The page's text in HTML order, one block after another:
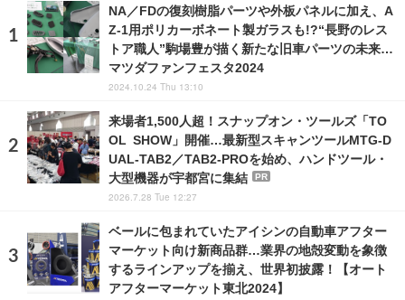
NA／FDの復刻樹脂パーツや外板パネルに加え、A
Z-1用ポリカーボネート製ガラスも!?“長野のレス
トア職人”駒場豊が描く新たな旧車パーツの未来…
マツダファンフェスタ2024
2024.10.24 Thu 13:10
来場者1,500人超！スナップオン・ツールズ「TO
OL SHOW」開催…最新型スキャンツールMTG-D
UAL-TAB2／TAB2-PROを始め、ハンドツール・
大型機器が宇都宮に集結
PR
2026.7.28 Tue 12:27
ベールに包まれていたアイシンの自動車アフター
マーケット向け新商品群…業界の地殻変動を象徴
するラインアップを揃え、世界初披露！【オート
アフターマーケット東北2024】